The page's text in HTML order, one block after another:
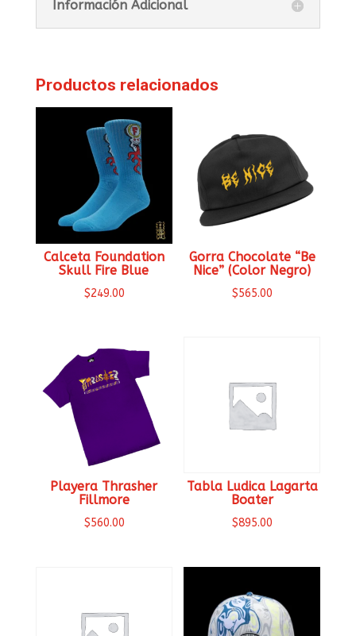
Información Adicional
Productos relacionados
Calceta Foundation
Skull Fire Blue
$249.00
Gorra Chocolate “Be
Nice” (Color Negro)
$565.00
Playera Thrasher
Fillmore
$560.00
Tabla Ludica Lagarta
Boater
$895.00